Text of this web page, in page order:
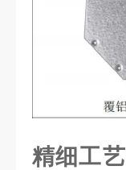
精细工艺